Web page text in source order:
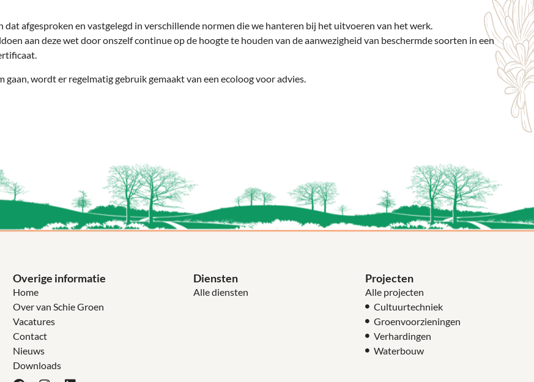
afgesproken en vastgelegd in verschillende normen die we hanteren bij het uitvoeren van het werk.
aan deze wet door onszelf continue op de hoogte te houden van de aanwezigheid van beschermde soorten in een
wordt er regelmatig gebruik gemaakt van een ecoloog voor advies.
Overige informatie
Home
Over van Schie Groen
Vacatures
Contact
Nieuws
Downloads
Diensten
Alle diensten
Projecten
Alle projecten
Cultuurtechniek
Groenvoorzieningen
Verhardingen
Waterbouw